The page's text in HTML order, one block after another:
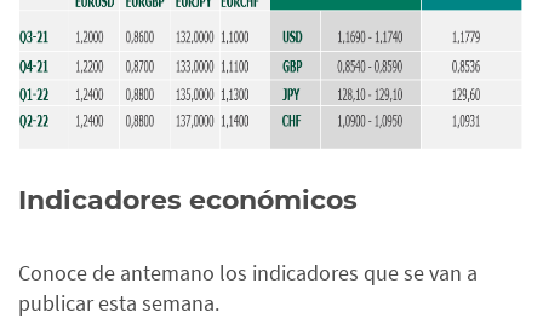
Indicadores económicos
Conoce de antemano los indicadores que se van a
publicar esta semana.